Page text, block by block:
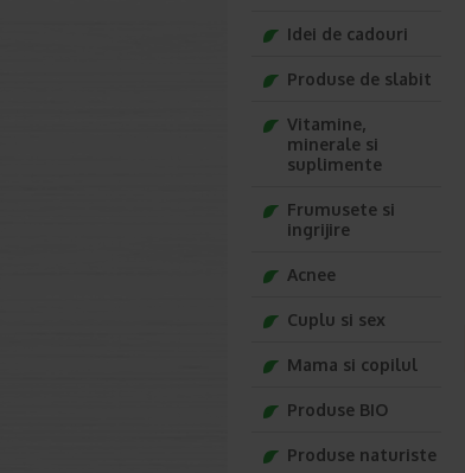
Idei de cadouri
Produse de slabit
Vitamine,
minerale si
suplimente
Frumusete si
ingrijire
Acnee
Cuplu si sex
Mama si copilul
Produse BIO
Produse naturiste